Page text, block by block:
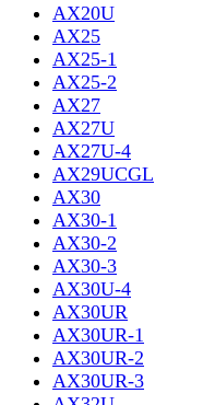
AX20U
AX25
AX25-1
AX25-2
AX27
AX27U
AX27U-4
AX29UCGL
AX30
AX30-1
AX30-2
AX30-3
AX30U-4
AX30UR
AX30UR-1
AX30UR-2
AX30UR-3